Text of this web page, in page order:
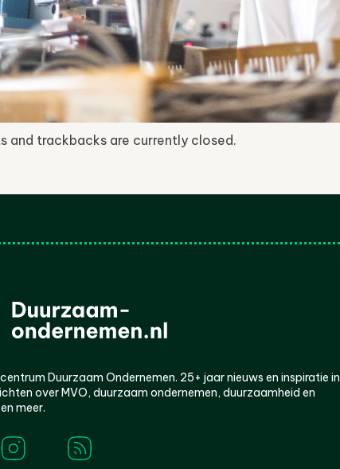
and trackbacks are currently closed.
Duurzaam Ondernemen. 25+ jaar nieuws en inspiratie in
over MVO, duurzaam ondernemen, duurzaamheid en
meer.